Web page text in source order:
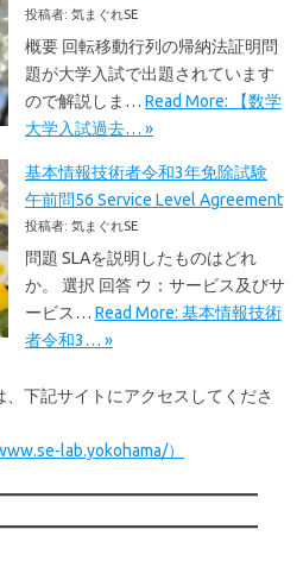
投稿者: 気まぐれSE
概要 回転移動行列の帰納法証明問
題が大学入試で出題されています
ので解説しま… Read More: 【数学
大学入試過去… »
基本情報技術者令和3年免除試験
午前問56 Service Level Agreement
投稿者: 気まぐれSE
問題 SLAを説明したものはどれ
か。 選択 回答 ウ：サービス及びサ
ービス… Read More: 基本情報技術
者令和3… »
下記サイトにアクセスしてくださ
lab.yokohama/）